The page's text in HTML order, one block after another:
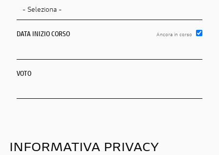
DATA INIZIO CORSO Ancora in corso
DATA DI RILASCIO DEL TITOLO
VOTO
INFORMATIVA PRIVACY